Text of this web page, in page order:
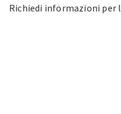
Richiedi informazioni per